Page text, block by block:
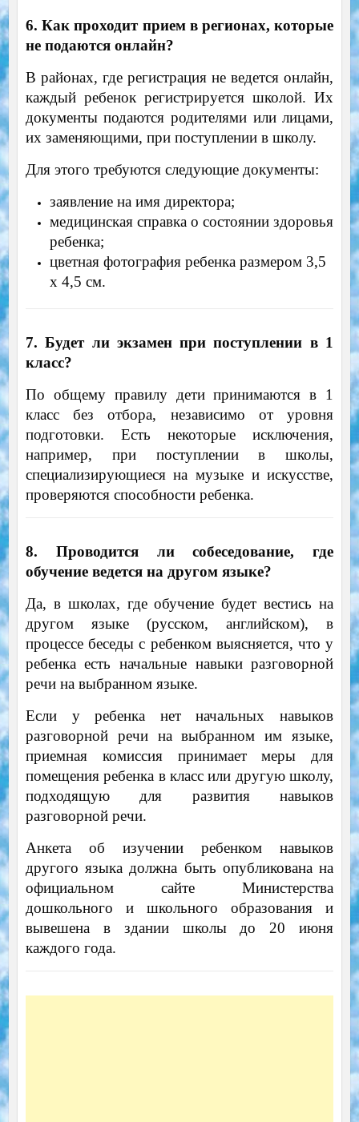
6. Как проходит прием в регионах, которые
не подаются онлайн?
В районах, где регистрация не ведется онлайн,
каждый ребенок регистрируется школой. Их
документы подаются родителями или лицами,
их заменяющими, при поступлении в школу.
Для этого требуются следующие документы:
заявление на имя директора;
медицинская справка о состоянии здоровья
ребенка;
цветная фотография ребенка размером 3,5
х 4,5 см.
7. Будет ли экзамен при поступлении в 1
класс?
По общему правилу дети принимаются в 1
класс без отбора, независимо от уровня
подготовки. Есть некоторые исключения,
например, при поступлении в школы,
специализирующиеся на музыке и искусстве,
проверяются способности ребенка.
8. Проводится ли собеседование, где
обучение ведется на другом языке?
Да, в школах, где обучение будет вестись на
другом языке (русском, английском), в
процессе беседы с ребенком выясняется, что у
ребенка есть начальные навыки разговорной
речи на выбранном языке.
Если у ребенка нет начальных навыков
разговорной речи на выбранном им языке,
приемная комиссия принимает меры для
помещения ребенка в класс или другую школу,
подходящую для развития навыков
разговорной речи.
Анкета об изучении ребенком навыков
другого языка должна быть опубликована на
официальном сайте Министерства
дошкольного и школьного образования и
вывешена в здании школы до 20 июня
каждого года.